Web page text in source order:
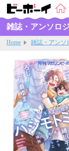
雑誌・アンソロ
Home 雑誌・アンソ